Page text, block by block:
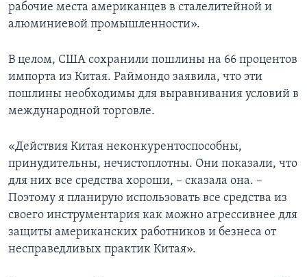
рабочие места американцев в сталелитейной и
алюминиевой промышленности».
В целом, США сохранили пошлины на 66 процентов
импорта из Китая. Раймондо заявила, что эти
пошлины необходимы для выравнивания условий в
международной торговле.
«Действия Китая неконкурентоспособны,
принудительны, нечистоплотны. Они показали, что
для них все средства хороши, – сказала она. –
Поэтому я планирую использовать все средства из
своего инструментария как можно агрессивнее для
защиты американских работников и безнеса от
несправедливых практик Китая».